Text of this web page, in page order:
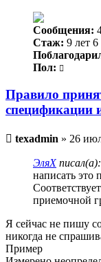
Сообщения:
Стаж: 9 лет 6
Пол:
Правило
спецификации
Непрочитанное
texadmin » 26
ЭляХписал(а):
написать это
приемочной
Я сейчас не пишу
никогда не
Пример